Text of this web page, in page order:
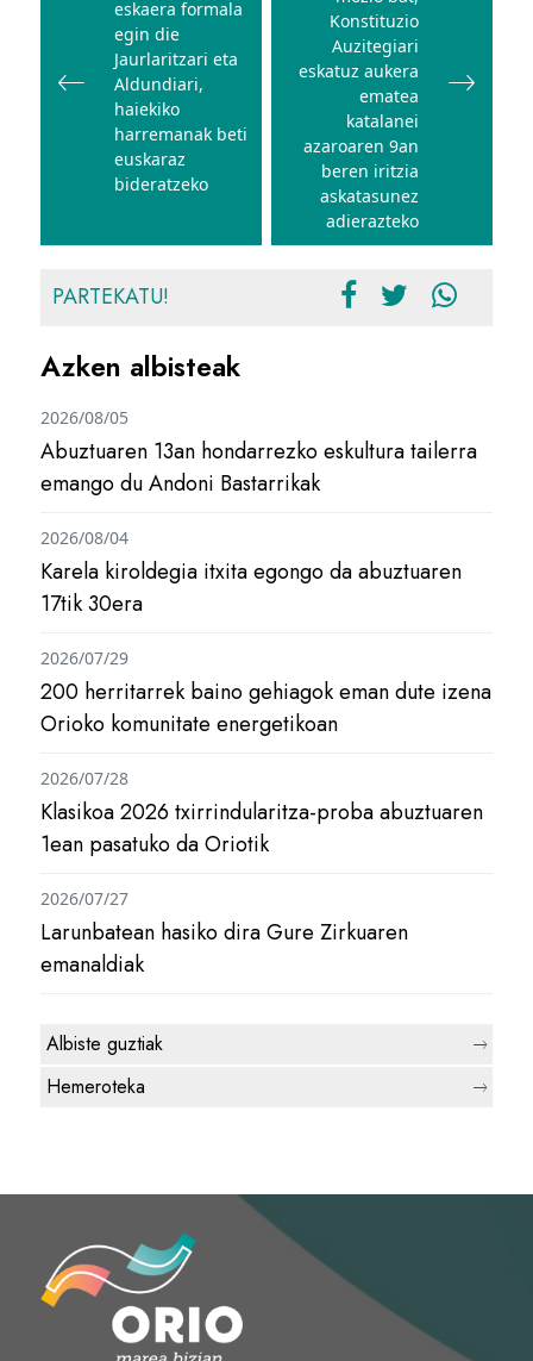
eskaera formala
egin die
Jaurlaritzari eta
Aldundiari,
haiekiko
harremanak beti
euskaraz
bideratzeko
Konstituzio
Auzitegiari
eskatuz aukera
ematea
katalanei
azaroaren 9an
beren iritzia
askatasunez
adierazteko
PARTEKATU!
Azken albisteak
Abuztuaren 13an hondarrezko eskultura tailerra
emango du Andoni Bastarrikak
2026/08/05
Karela kiroldegia itxita egongo da abuztuaren
17tik 30era
2026/08/04
200 herritarrek baino gehiagok eman dute izena
Orioko komunitate energetikoan
2026/07/29
Klasikoa 2026 txirrindularitza-proba abuztuaren
1ean pasatuko da Oriotik
2026/07/28
Larunbatean hasiko dira Gure Zirkuaren
emanaldiak
2026/07/27
Albiste guztiak
Hemeroteka